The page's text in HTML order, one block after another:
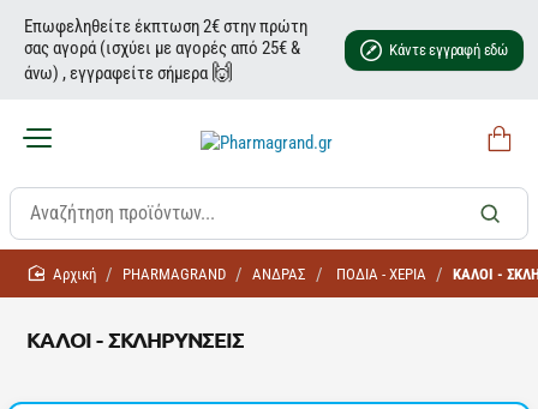
Επωφεληθείτε έκπτωση 2€ στην πρώτη
σας αγορά (ισχύει με αγορές από 25€ &
άνω) , εγγραφείτε σήμερα 🙌
Κάντε εγγραφή εδώ
ΚΑΛΟΙ - ΣΚΛΗΡΥΝΣΕΙΣ
homePHARMAGRAND ΑΝΔΡΑΣ ΠΟΔΙΑ - ΧΕΡΙΑ ΚΑΛΟΙ -